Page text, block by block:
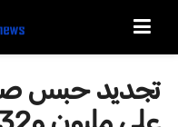
تجديد حبس